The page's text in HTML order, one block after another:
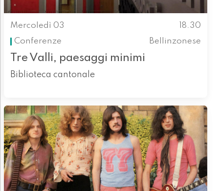
Mercoledì 03
18.30
Conferenze
Bellinzonese
Tre Valli, paesaggi minimi
Biblioteca cantonale